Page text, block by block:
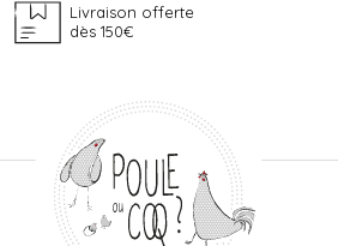
Livraison offerte
dès 150€